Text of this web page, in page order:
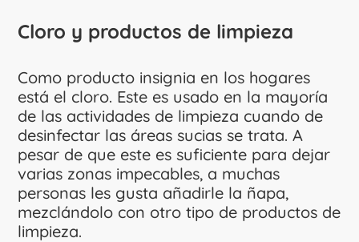
Cloro y productos de limpieza
Como producto insignia en los hogares
está el cloro. Este es usado en la mayoría
de las actividades de limpieza cuando de
desinfectar las áreas sucias se trata. A
pesar de que este es suficiente para dejar
varias zonas impecables, a muchas
personas les gusta añadirle la ñapa,
mezclándolo con otro tipo de productos de
limpieza.